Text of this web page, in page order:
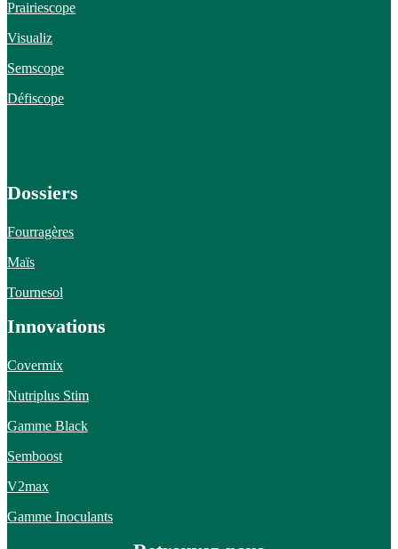
Prairiescope
Visualiz
Semscope
Défiscope
Dossiers
Fourragères
Maïs
Tournesol
Innovations
Covermix
Nutriplus Stim
Gamme Black
Semboost
V2max
Gamme Inoculants